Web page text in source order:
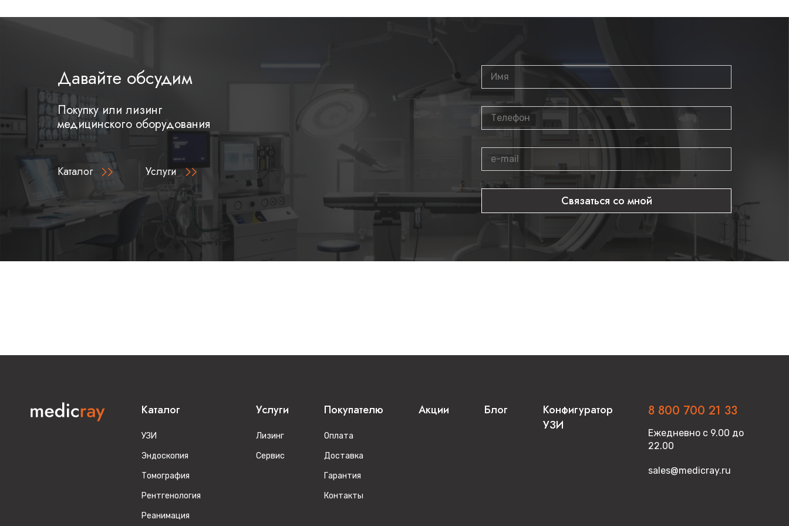
инструментом для точной диагностики!
Давайте обсудим
Покупку или лизинг
медицинского оборудования
Каталог
Услуги
Связаться со мной
Каталог
УЗИ
Эндоскопия
Томография
Рентгенология
Реанимация
Услуги
Лизинг
Сервис
Покупателю
Оплата
Доставка
Гарантия
Контакты
Акции Блог
Конфигуратор
УЗИ
8 800 700 21 33
Ежедневно с 9.00 до
22.00
sales@medicray.ru